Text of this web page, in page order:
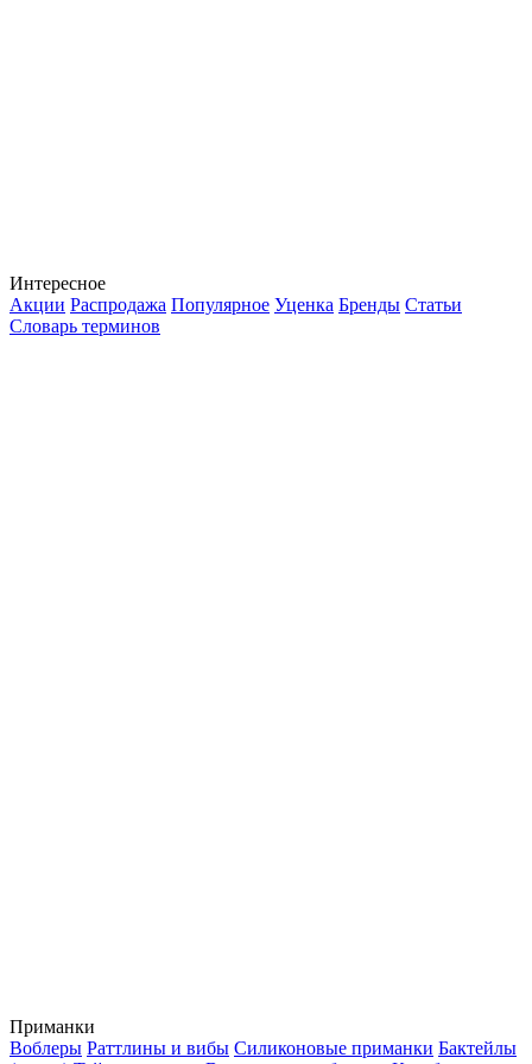
Интересное
Акции Распродажа Популярное Уценка Бренды Статьи
Словарь терминов
Приманки
Воблеры Раттлины и вибы Силиконовые приманки Бактейлы